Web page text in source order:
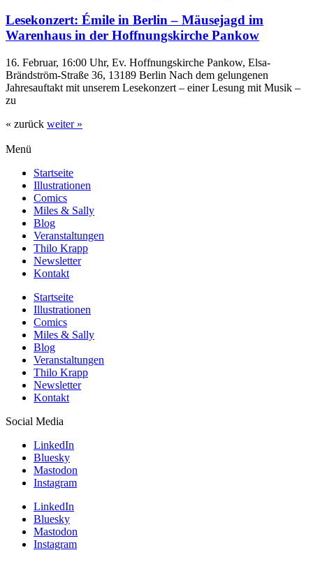
Lesekonzert: Émile in Berlin – Mäusejagd im
Warenhaus in der Hoffnungskirche Pankow
16. Februar, 16:00 Uhr, Ev. Hoffnungskirche Pankow, Elsa-
Brändström-Straße 36, 13189 Berlin Nach dem gelungenen
Jahresauftakt mit unserem Lesekonzert – einer Lesung mit Musik –
zu
« zurück weiter »
Menü
Startseite
Illustrationen
Comics
Miles & Sally
Blog
Veranstaltungen
Thilo Krapp
Newsletter
Kontakt
Startseite
Illustrationen
Comics
Miles & Sally
Blog
Veranstaltungen
Thilo Krapp
Newsletter
Kontakt
Social Media
LinkedIn
Bluesky
Mastodon
Instagram
LinkedIn
Bluesky
Mastodon
Instagram